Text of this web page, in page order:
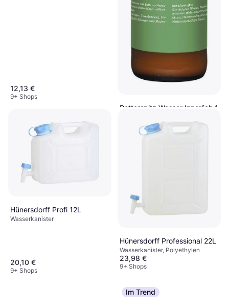
12,13 €
9+ Shops
Retterspitz Wasser Innerlich 1
Wasserkanister
17,82 €
Hünersdorff Profi 12L
Wasserkanister
20,10 €
9+ Shops
Hünersdorff Professional 22L
Wasserkanister, Polyethylen
23,98 €
9+ Shops
Im Trend